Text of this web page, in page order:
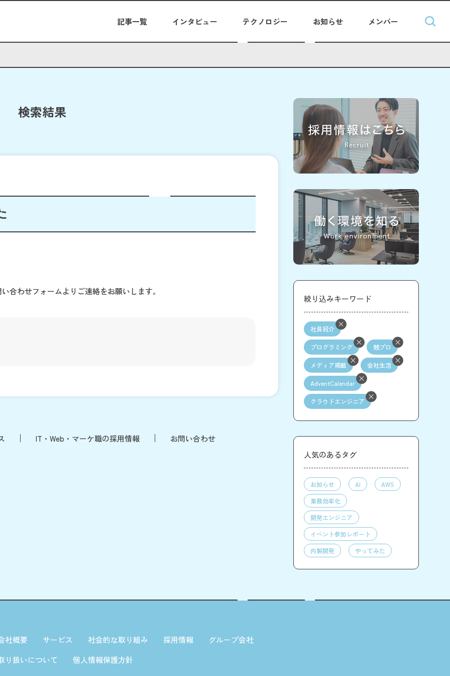
記事一覧 インタビュー テクノロジー お知らせ メンバー
検索結果
合わせフォームよりご連絡をお願いします。
IT・Web・マーケ職の採用情報 お問い合わせ
絞り込みキーワード
社員紹介
プログラミング 競プロ
メディア掲載 会社生活
AdventCalendar
クラウドエンジニア
人気のあるタグ
お知らせ AI
AWS
業務効率化
開発エンジニア
イベント参加レポート
内製開発
やってみた
社概要 サービス 社会的な取り組み 採用情報
グループ会社
り扱いについて
個人情報保護方針